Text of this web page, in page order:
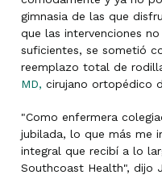
gimnasia de las que
que las intervenciones
suficientes, se sometió
reemplazo total de
MD, cirujano ortopédico
"Como enfermera
jubilada, lo que más me
integral que recibí a lo
Southcoast Health", dijo